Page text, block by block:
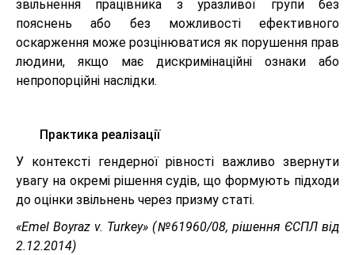
звільнення працівника з уразливої групи без
пояснень або без можливості ефективного
оскарження може розцінюватися як порушення прав
людини, якщо має дискримінаційні ознаки або
непропорційні наслідки.
Практика реалізації
У контексті гендерної рівності важливо звернути
увагу на окремі рішення судів, що формують підходи
до оцінки звільнень через призму статі.
«Emel Boyraz v. Turkey» (№61960/08, рішення ЄСПЛ від
2.12.2014)